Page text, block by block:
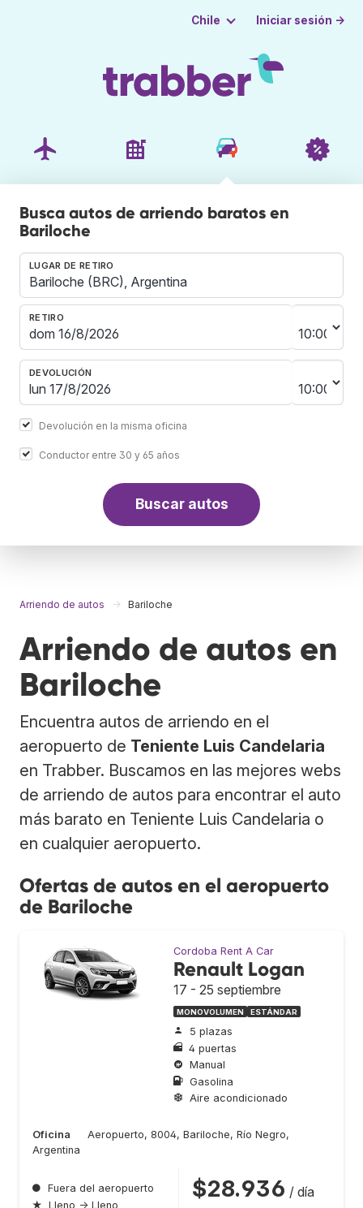
Chile Iniciar sesión →
Busca autos de arriendo baratos en
Bariloche
LUGAR DE RETIRO
RETIRO
DEVOLUCIÓN
Devolución en la misma oficina
Conductor entre 30 y 65 años
Buscar autos
Arriendo de autos Bariloche
Arriendo de autos en
Bariloche
Encuentra autos de arriendo en el
aeropuerto de Teniente Luis Candelaria
en Trabber. Buscamos en las mejores webs
de arriendo de autos para encontrar el auto
más barato en Teniente Luis Candelaria o
en cualquier aeropuerto.
Ofertas de autos en el aeropuerto
de Bariloche
Cordoba Rent A Car
Renault Logan
17 - 25 septiembre
MONOVOLUMEN ESTÁNDAR
5 plazas
4 puertas
Manual
Gasolina
Aire acondicionado
Oficina
Aeropuerto, 8004, Bariloche, Río Negro,
Argentina
● Fuera del aeropuerto
★ Lleno → Lleno
$28.936 / día